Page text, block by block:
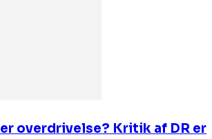
overdrivelse? Kritik af DR er